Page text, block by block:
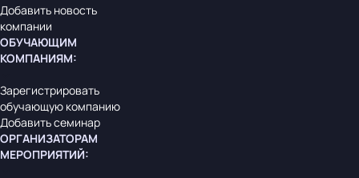
Добавить новость
компании
ОБУЧАЮЩИМ
КОМПАНИЯМ:
Зарегистрировать
обучающую компанию
Добавить семинар
ОРГАНИЗАТОРАМ
МЕРОПРИЯТИЙ: